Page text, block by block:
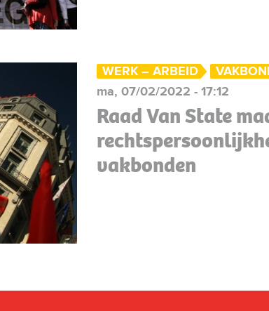
WERK – ARBEID
ma, 07/02/2022 - 17:12
Raad Van State
vakbonden